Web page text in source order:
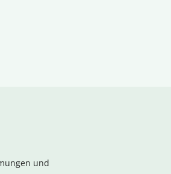
und